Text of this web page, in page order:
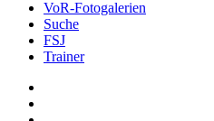
VoR-Fotogalerien
Suche
FSJ
Trainer